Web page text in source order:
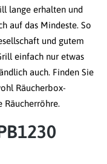
lange erhalten und
auf das Mindeste. So
und gutem
einfach nur etwas
auch. Finden Sie
Räucherbox-
Räucherröhre.